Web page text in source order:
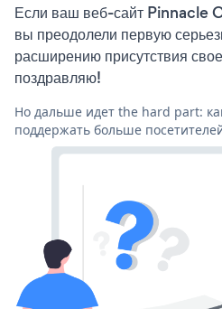
Если ваш веб-сайт Pinnacle
вы преодолели первую
расширению присутствия
поздравляю!
Но дальше идет the hard part:
поддержать больше